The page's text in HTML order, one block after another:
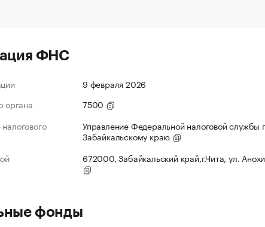
ФНС
9 февраля 2026
органа
7500
Управление Федеральной налоговой службы
Забайкальскому краю
672000, Забайкальский край,г.Чита, ул.
фонды